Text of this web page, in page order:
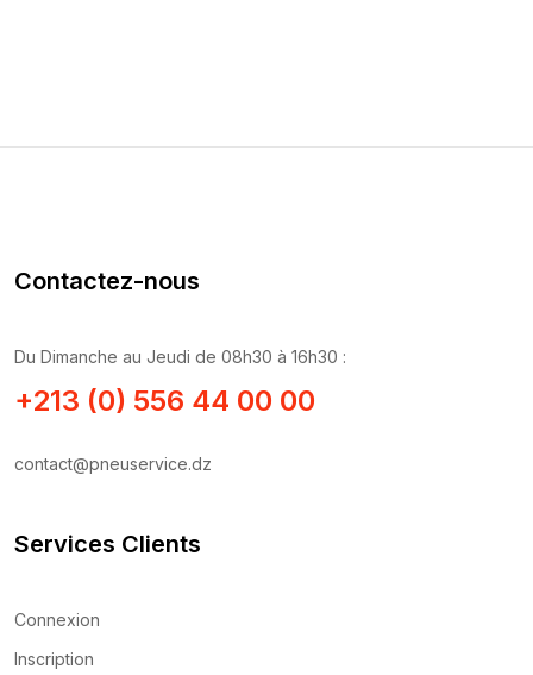
Contactez-nous
Du Dimanche au Jeudi de 08h30 à 16h30 :
+213 (0) 556 44 00 00
contact@pneuservice.dz
Services Clients
Connexion
Inscription